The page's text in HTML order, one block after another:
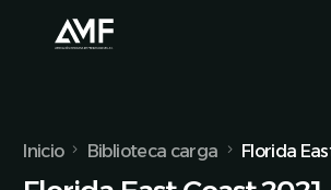
Inicio Biblioteca carga Florida